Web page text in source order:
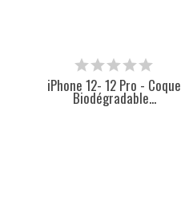
iPhone 12- 12 Pro - Coque
Biodégradable...